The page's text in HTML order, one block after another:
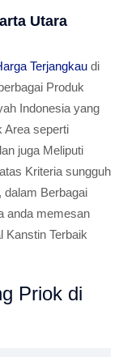
Utara
Terjangkau di
Produk
Indonesia yang
Area seperti
juga Meliputi
Kriteria sungguh
dalam Berbagai
anda memesan
Kanstin Terbaik
Priok di